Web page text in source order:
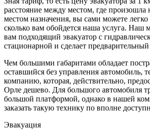
расстояние между местом, где произошла
местом назначения, вы сами можете легко
сколько вам обойдется наша услуга. Наш
вам подходящий эвакуатор с
стационарной и сделает
Чем большими габаритами обладает
оставшийся без управления автомобиль,
компанию, которая, действительно,
Орле дешево. Для большого автомобиля
большой платформой, однако в нашей
заказать такую технику по вполне
Эвакуация